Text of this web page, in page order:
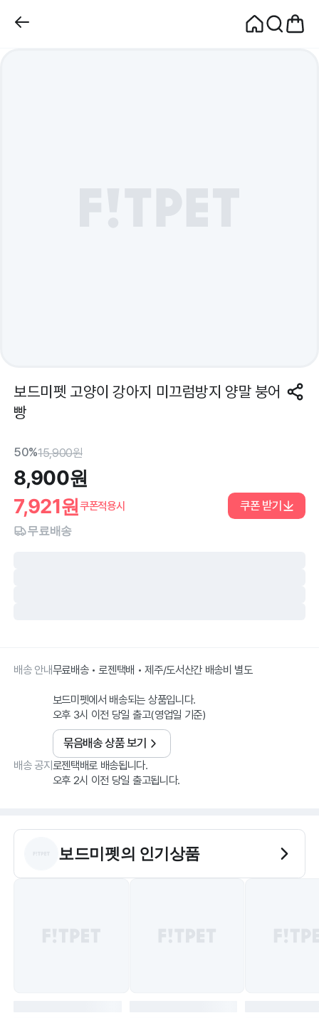
보드미펫 고양이 강아지 미끄럼방지 양말 붕어
빵
50%15,900원
8,900원
7,921원쿠폰적용시 쿠폰 받기
무료배송
배송 안내무료배송 • 로젠택배 • 제주/도서산간 배송비 별도
보드미펫에서 배송되는 상품입니다.
오후 3시 이전 당일 출고(영업일 기준)
묶음배송 상품 보기
배송 공지로젠택배로 배송됩니다.
오후 2시 이전 당일 출고됩니다.
보드미펫의 인기상품